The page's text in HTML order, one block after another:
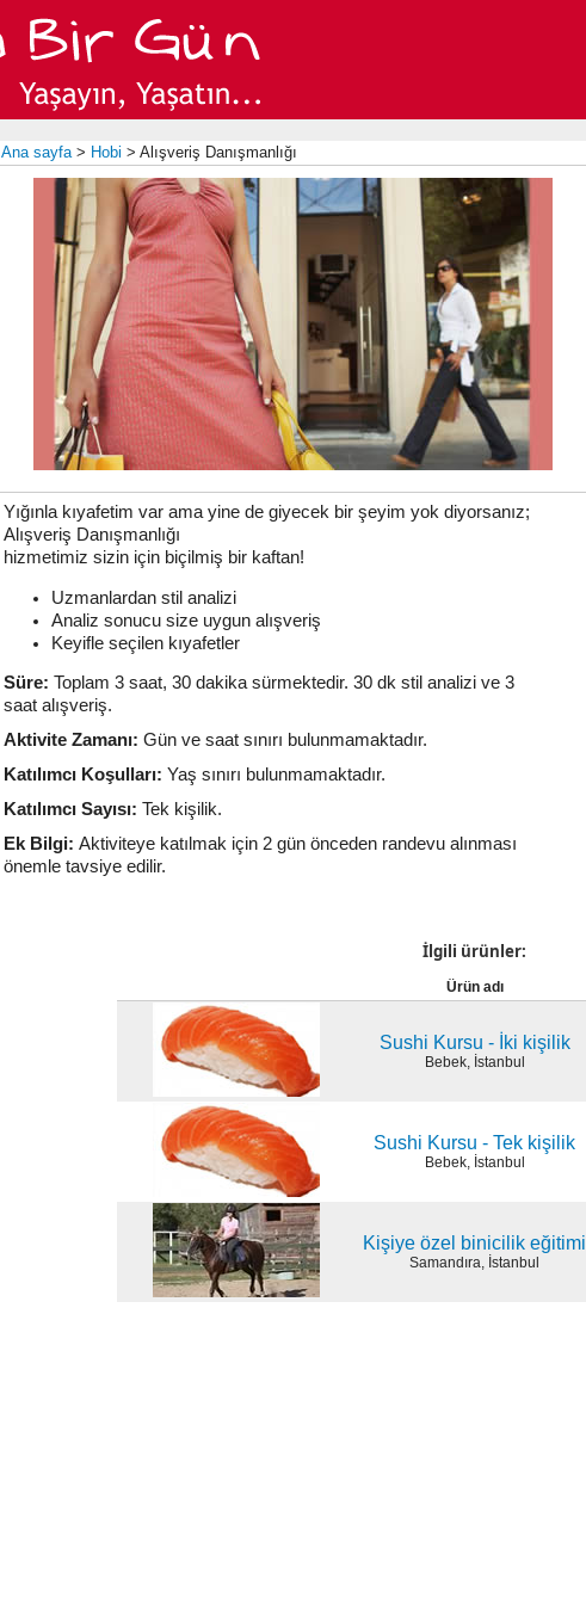
Ana sayfa> Hobi > Alışveriş Danışmanlığı
Yığınla kıyafetim var ama yine de giyecek bir şeyim yok diyorsanız;
Alışveriş Danışmanlığı
hizmetimiz sizin için biçilmiş bir kaftan!
Uzmanlardan stil analizi
Analiz sonucu size uygun alışveriş
Keyifle seçilen kıyafetler
Süre: Toplam 3 saat, 30 dakika sürmektedir. 30 dk stil analizi ve 3
saat alışveriş.
Aktivite Zamanı: Gün ve saat sınırı bulunmamaktadır.
Katılımcı Koşulları: Yaş sınırı bulunmamaktadır.
Katılımcı Sayısı: Tek kişilik.
Ek Bilgi: Aktiviteye katılmak için 2 gün önceden randevu alınması
önemle tavsiye edilir.
İlgili ürünler:
Ürün adı
Sushi Kursu - İki kişilik
Bebek, İstanbul
Sushi Kursu - Tek kişilik
Bebek, İstanbul
Kişiye özel binicilik eğitimi
Samandıra, İstanbul